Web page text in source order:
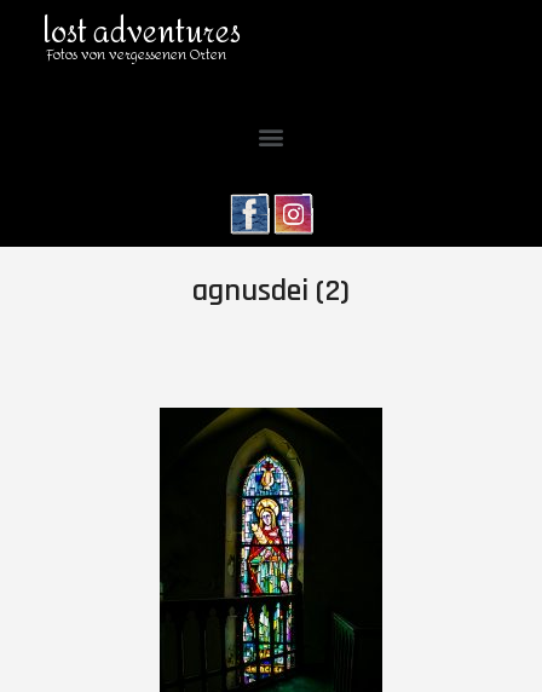
lost adventures
Fotos von vergessenen Orten
agnusdei (2)